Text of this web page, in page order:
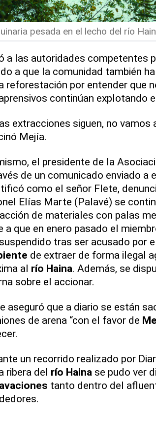
pesada en el lecho del río
a las autoridades competentes
a que la comunidad también
reforestación por entender que
continúan explotando
extracciones siguen, no vamos
Mejía.
el presidente de la
de un comunicado enviado a
como el señor Flete,
Elías Marte (Palavé) se
de materiales con palas
a que en enero pasado el
tras ser acusado por
de extraer de forma ilegal
al río Haina. Además, se
sobre el accionar.
aseguró que a diario se están
de arena “con el favor de
un recorrido realizado por
ribera del río Hainase pudo ver
tanto dentro del